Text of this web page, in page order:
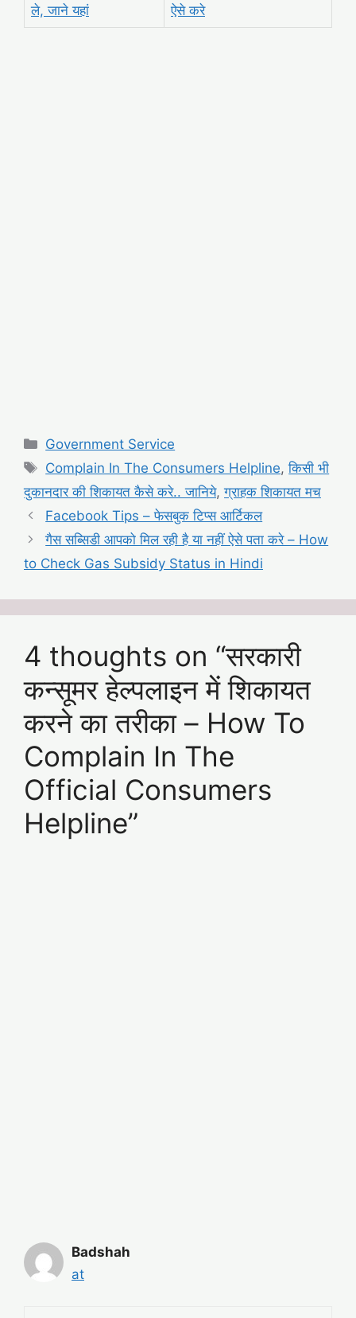
ले, जाने यहां
ऐसे करे
Categories
Government Service
Tags
Complain In The Consumers Helpline,किसी भी
दुकानदार की शिकायत कैसे करे.. जानिये,ग्राहक शिकायत मच
Facebook Tips – फेसबुक टिप्स आर्टिकल
गैस सब्सिडी आपको मिल रही है या नहीं ऐसे पता करे – How
to Check Gas Subsidy Status in Hindi
4 thoughts on “सरकारी
कन्सूमर हेल्पलाइन में शिकायत
करने का तरीका – How To
Complain In The
Official Consumers
Helpline”
Badshah
at